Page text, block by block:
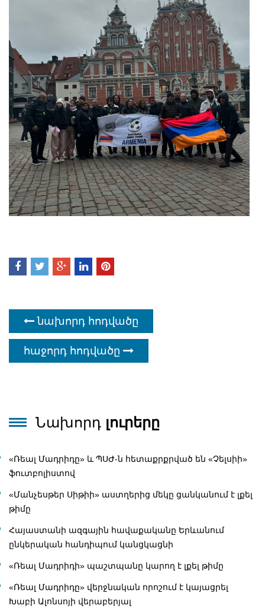
նախորդ հոդվածը
հաջորդ հոդվածը
Նախորդ լուրերը
«Ռեալ Մադրիդը» և ՊՍԺ-ն հետաքրքրված են «Չելսիի»
ֆուտբոլիստով
«Մանչեսթեր Սիթիի» աստղերից մեկը ցանկանում է լքել
թիմը
Հայաստանի ազգային հավաքականը Երևանում
ընկերական հանդիպում կանցկացնի
«Ռեալ Մադրիդի» պաշտպանը կարող է լքել թիմը
«Ռեալ Մադրիդը» վերջնական որոշում է կայացրել
Խաբի Ալոնսոյի վերաբերյալ